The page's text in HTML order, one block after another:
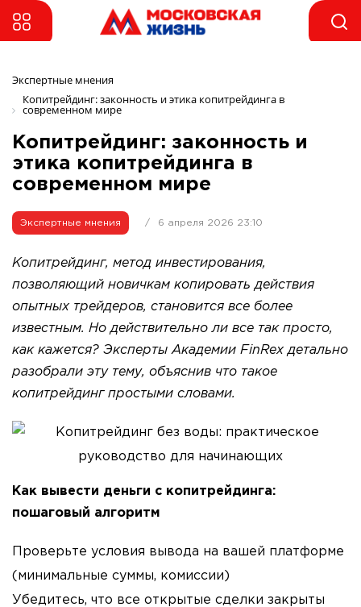
Экспертные мнения
Копитрейдинг: законность и этика копитрейдинга в
современном мире
Копитрейдинг: законность и
этика копитрейдинга в
современном мире
Экспертные мнения / 6 апреля 2026 23:10
Копитрейдинг, метод инвестирования,
позволяющий новичкам копировать действия
опытных трейдеров, становится все более
известным. Но действительно ли все так просто,
как кажется? Эксперты Академии FinRex детально
разобрали эту тему, объяснив что такое
копитрейдинг простыми словами.
Как вывести деньги с копитрейдинга:
пошаговый алгоритм
Проверьте условия вывода на вашей платформе
(минимальные суммы, комиссии)
Убедитесь, что все открытые сделки закрыты